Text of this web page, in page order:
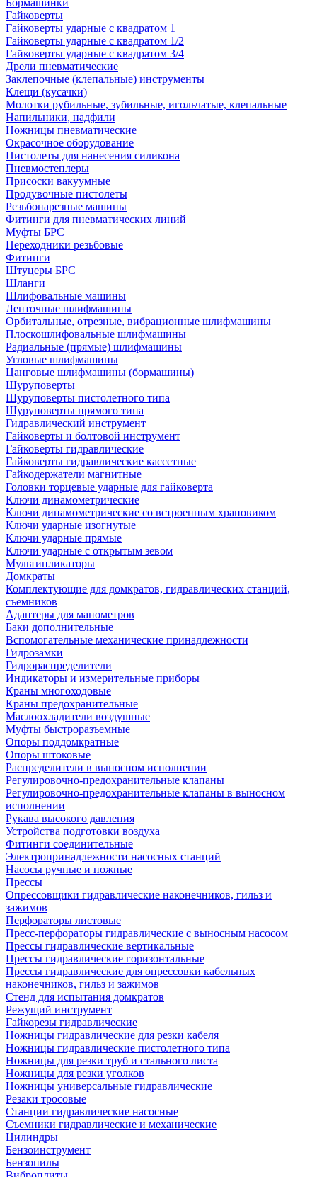
Бормашинки
Гайковерты
Гайковерты ударные с квадратом 1
Гайковерты ударные с квадратом 1/2
Гайковерты ударные с квадратом 3/4
Дрели пневматические
Заклепочные (клепальные) инструменты
Клещи (кусачки)
Молотки рубильные, зубильные, игольчатые, клепальные
Напильники, надфили
Ножницы пневматические
Окрасочное оборудование
Пистолеты для нанесения силикона
Пневмостеплеры
Присоски вакуумные
Продувочные пистолеты
Резьбонарезные машины
Фитинги для пневматических линий
Муфты БРС
Переходники резьбовые
Фитинги
Штуцеры БРС
Шланги
Шлифовальные машины
Ленточные шлифмашины
Орбитальные, отрезные, вибрационные шлифмашины
Плоскошлифовальные шлифмашины
Радиальные (прямые) шлифмашины
Угловые шлифмашины
Цанговые шлифмашины (бормашины)
Шуруповерты
Шуруповерты пистолетного типа
Шуруповерты прямого типа
Гидравлический инструмент
Гайковерты и болтовой инструмент
Гайковерты гидравлические
Гайковерты гидравлические кассетные
Гайкодержатели магнитные
Головки торцевые ударные для гайковерта
Ключи динамометрические
Ключи динамометрические со встроенным храповиком
Ключи ударные изогнутые
Ключи ударные прямые
Ключи ударные с открытым зевом
Мультипликаторы
Домкраты
Комплектующие для домкратов, гидравлических станций,
съемников
Адаптеры для манометров
Баки дополнительные
Вспомогательные механические принадлежности
Гидрозамки
Гидрораспределители
Индикаторы и измерительные приборы
Краны многоходовые
Краны предохранительные
Маслоохладители воздушные
Муфты быстроразъемные
Опоры поддомкратные
Опоры штоковые
Распределители в выносном исполнении
Регулировочно-предохранительные клапаны
Регулировочно-предохранительные клапаны в выносном
исполнении
Рукава высокого давления
Устройства подготовки воздуха
Фитинги соединительные
Электропринадлежности насосных станций
Насосы ручные и ножные
Прессы
Опрессовщики гидравлические наконечников, гильз и
зажимов
Перфораторы листовые
Пресс-перфораторы гидравлические с выносным насосом
Прессы гидравлические вертикальные
Прессы гидравлические горизонтальные
Прессы гидравлические для опрессовки кабельных
наконечников, гильз и зажимов
Стенд для испытания домкратов
Режущий инструмент
Гайкорезы гидравлические
Ножницы гидравлические для резки кабеля
Ножницы гидравлические пистолетного типа
Ножницы для резки труб и стального листа
Ножницы для резки уголков
Ножницы универсальные гидравлические
Резаки тросовые
Станции гидравлические насосные
Съемники гидравлические и механические
Цилиндры
Бензоинструмент
Бензопилы